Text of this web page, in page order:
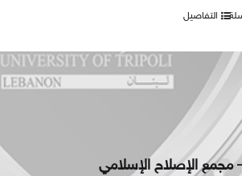
التفاصيل
مجمع الإصلاح الإسلامي